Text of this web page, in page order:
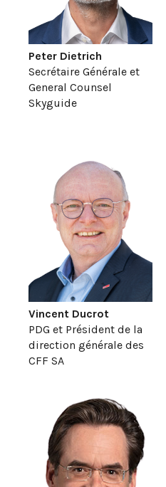
Peter Dietrich
Secrétaire Générale et
General Counsel
Skyguide
Vincent Ducrot
PDG et Président de la
direction générale des
CFF SA